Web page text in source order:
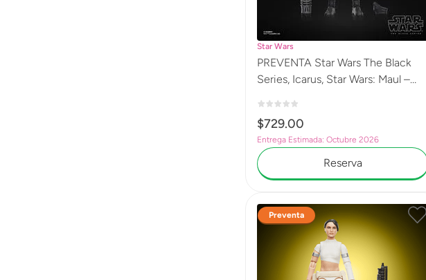
Star Wars
PREVENTA Star Wars The Black
Series, Icarus, Star Wars: Maul –
G2585
$729.00
Entrega Estimada: Octubre 2026
Reserva
Preventa